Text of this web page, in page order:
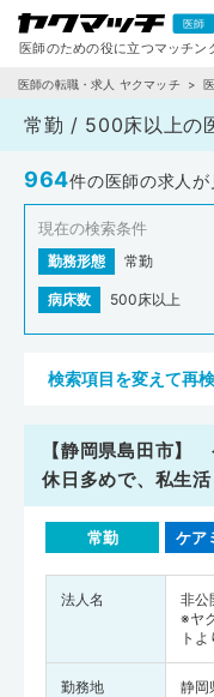
医師の転職・求人 ヤクマッチ
常勤 / 500床以上の
964件の医師の求人
現在の検索条件
勤務形態 常勤
病床数 500床以上
検索項目を変えて再
【静岡県島田市】
休日多めで、私生
常勤 ケア
法人名
非公
※ヤ
ト
勤務地 静岡